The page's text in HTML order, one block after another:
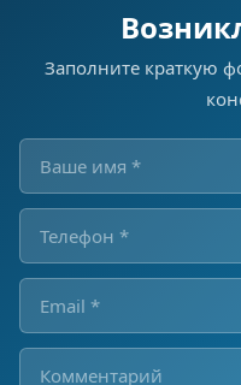
Заполните краткую